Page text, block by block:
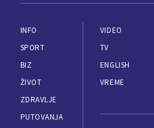
INFO
SPORT
BIZ
ŽIVOT
ZDRAVLJE
PUTOVANJA
VIDEO
TV
ENGLISH
VREME